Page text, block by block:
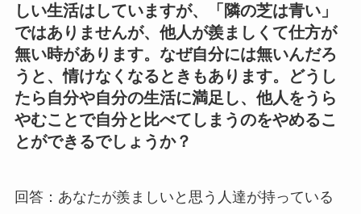
しい生活はしていますが、「隣の芝は青い」
ではありませんが、他人が羨ましくて仕方が
無い時があります。なぜ自分には無いんだろ
うと、情けなくなるときもあります。どうし
たら自分や自分の生活に満足し、他人をうら
やむことで自分と比べてしまうのをやめるこ
とができるでしょうか？
回答：あなたが羨ましいと思う人達が持っている